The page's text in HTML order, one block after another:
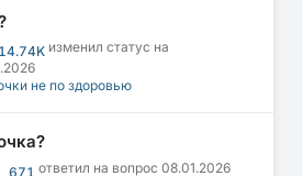
14.74Kизменил статус на
не по здоровью
671 ответил на вопрос 08.01.2026